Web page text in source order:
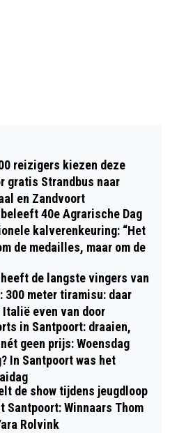
LENS VAN
OP DE BRES
reizigers kiezen deze
gratis Strandbus naar
en Zandvoort
40e Agrarische Dag
kalverenkeuring: “Het
de medailles, maar om de
de langste vingers van
300 meter tiramisu: daar
even van door
in Santpoort: draaien,
geen prijs: Woensdag
In Santpoort was het
de show tijdens jeugdloop
Santpoort: Winnaars Thom
Rolvink